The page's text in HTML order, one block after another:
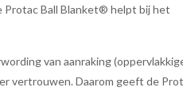
Protac Ball Blanket® helpt bij het
van aanraking
vertrouwen. Daarom geeft de